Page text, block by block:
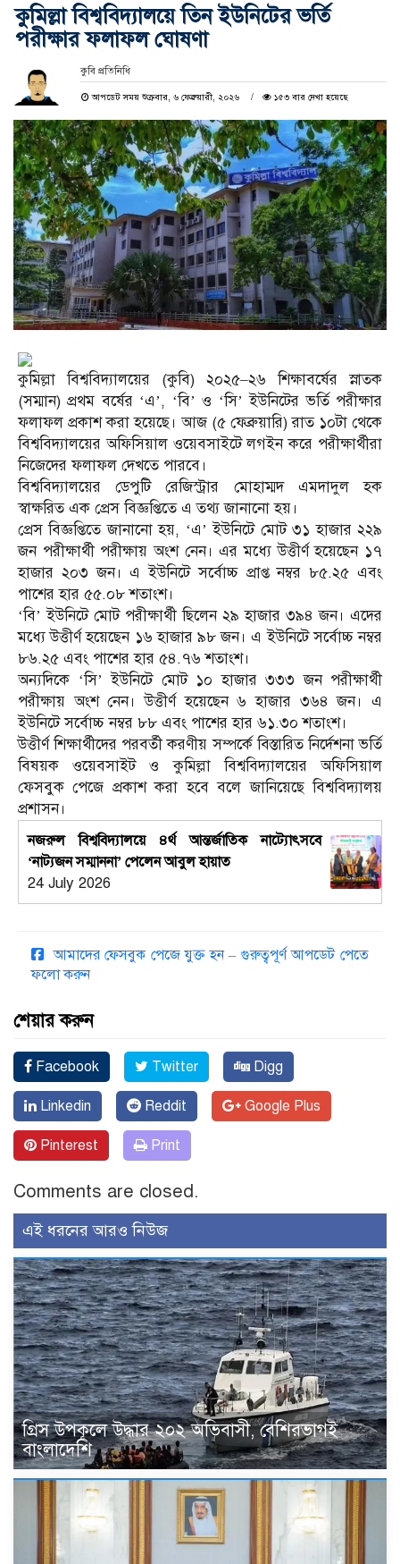
কুমিল্লা বিশ্ববিদ্যালয়ে তিন ইউনিটের ভর্তি
পরীক্ষার ফলাফল ঘোষণা
কুবি প্রতিনিধি
আপডেট সময় শুক্রবার, ৬ ফেব্রুয়ারী, ২০২৬ ১৫৩ বার দেখা হয়েছে
কুমিল্লা বিশ্ববিদ্যালয়ের (কুবি) ২০২৫–২৬ শিক্ষাবর্ষের স্নাতক
(সম্মান) প্রথম বর্ষের ‘এ’, ‘বি’ ও ‘সি’ ইউনিটের ভর্তি পরীক্ষার
ফলাফল প্রকাশ করা হয়েছে। আজ (৫ ফেব্রুয়ারি) রাত ১০টা থেকে
বিশ্ববিদ্যালয়ের অফিসিয়াল ওয়েবসাইটে লগইন করে পরীক্ষার্থীরা
নিজেদের ফলাফল দেখতে পারবে।
বিশ্ববিদ্যালয়ের ডেপুটি রেজিস্ট্রার মোহাম্মদ এমদাদুল হক
স্বাক্ষরিত এক প্রেস বিজ্ঞপ্তিতে এ তথ্য জানানো হয়।
প্রেস বিজ্ঞপ্তিতে জানানো হয়, ‘এ’ ইউনিটে মোট ৩১ হাজার ২২৯
জন পরীক্ষার্থী পরীক্ষায় অংশ নেন। এর মধ্যে উত্তীর্ণ হয়েছেন ১৭
হাজার ২০৩ জন। এ ইউনিটে সর্বোচ্চ প্রাপ্ত নম্বর ৮৫.২৫ এবং
পাশের হার ৫৫.০৮ শতাংশ।
‘বি’ ইউনিটে মোট পরীক্ষার্থী ছিলেন ২৯ হাজার ৩৯৪ জন। এদের
মধ্যে উত্তীর্ণ হয়েছেন ১৬ হাজার ৯৮ জন। এ ইউনিটে সর্বোচ্চ নম্বর
৮৬.২৫ এবং পাশের হার ৫৪.৭৬ শতাংশ।
অন্যদিকে ‘সি’ ইউনিটে মোট ১০ হাজার ৩৩৩ জন পরীক্ষার্থী
পরীক্ষায় অংশ নেন। উত্তীর্ণ হয়েছেন ৬ হাজার ৩৬৪ জন। এ
ইউনিটে সর্বোচ্চ নম্বর ৮৮ এবং পাশের হার ৬১.৩০ শতাংশ।
উত্তীর্ণ শিক্ষার্থীদের পরবর্তী করণীয় সম্পর্কে বিস্তারিত নির্দেশনা ভর্তি
বিষয়ক ওয়েবসাইট ও কুমিল্লা বিশ্ববিদ্যালয়ের অফিসিয়াল
ফেসবুক পেজে প্রকাশ করা হবে বলে জানিয়েছে বিশ্ববিদ্যালয়
প্রশাসন।
নজরুল বিশ্ববিদ্যালয়ে ৪র্থ আন্তর্জাতিক নাট্যোৎসবে
‘নাট্যজন সম্মাননা’ পেলেন আবুল হায়াত
24 July 2026
আমাদের ফেসবুক পেজে যুক্ত হন – গুরুত্বপূর্ণ আপডেট পেতে
ফলো করুন
শেয়ার করুন
Facebook Twitter Digg
Linkedin Reddit Google Plus
Pinterest Print
Comments are closed.
এই ধরনের আরও নিউজ
গ্রিস উপকূলে উদ্ধার ২০২ অভিবাসী, বেশিরভাগই
বাংলাদেশি